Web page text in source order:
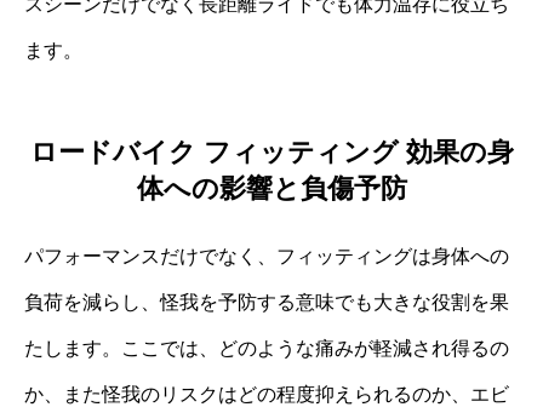
ます。
ロードバイク フィッティング 効果の身
体への影響と負傷予防
パフォーマンスだけでなく、フィッティングは身体への
負荷を減らし、怪我を予防する意味でも大きな役割を果
たします。ここでは、どのような痛みが軽減され得るの
か、また怪我のリスクはどの程度抑えられるのか、エビ